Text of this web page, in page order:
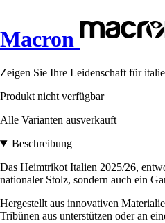
Macron
Zeigen Sie Ihre Leidenschaft für
Produkt nicht verfügbar
Alle Varianten ausverkauft
Beschreibung
Das Heimtrikot Italien 2025/26,
nationaler Stolz, sondern auch ein
Hergestellt aus innovativen
Tribünen aus unterstützen oder an